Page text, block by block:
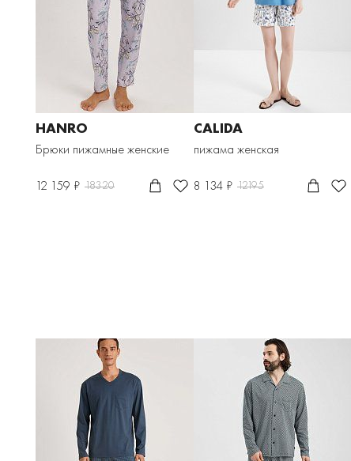
HANRO
Брюки пижамные женские
12 159 ₽ 18320
CALIDA
пижама женская
8 134 ₽ 12195